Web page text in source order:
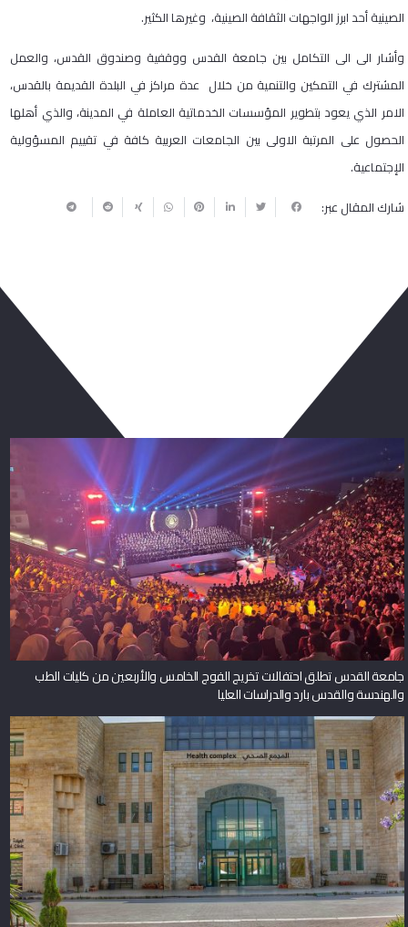
الصينية أحد ابرز الواجهات الثقافة الصينية، وغيرها الكثير.
وأشار الى الى التكامل بين جامعة القدس ووقفية وصندوق القدس، والعمل
المشترك في التمكين والتنمية من خلال عدة مراكز في البلدة القديمة بالقدس،
الامر الذي يعود بتطوير المؤسسات الخدماتية العاملة في المدينة، والذي أهلها
الحصول على المرتبة الاولى بين الجامعات العربية كافة في تقييم المسؤولية
الإجتماعية.
شارك المقال عبر:
جامعة القدس تطلق احتفالات تخريج الفوج الخامس والأربعين من كليات الطب
والهندسة والقدس بارد والدراسات العليا